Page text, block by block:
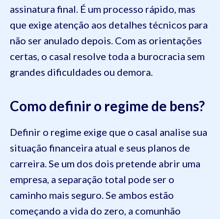
assinatura final. É um processo rápido, mas
que exige atenção aos detalhes técnicos para
não ser anulado depois. Com as orientações
certas, o casal resolve toda a burocracia sem
grandes dificuldades ou demora.
Como definir o regime de bens?
Definir o regime exige que o casal analise sua
situação financeira atual e seus planos de
carreira. Se um dos dois pretende abrir uma
empresa, a separação total pode ser o
caminho mais seguro. Se ambos estão
começando a vida do zero, a comunhão